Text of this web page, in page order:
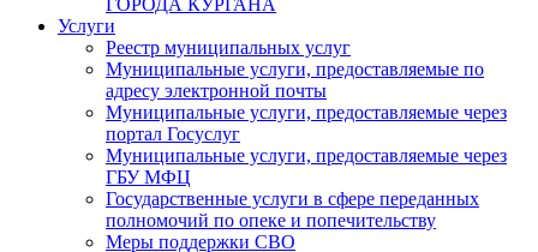
ГОРОДА КУРГАНА
Услуги
Реестр муниципальных услуг
Муниципальные услуги, предоставляемые по
адресу электронной почты
Муниципальные услуги, предоставляемые через
портал Госуслуг
Муниципальные услуги, предоставляемые через
ГБУ МФЦ
Государственные услуги в сфере переданных
полномочий по опеке и попечительству
Меры поддержки СВО